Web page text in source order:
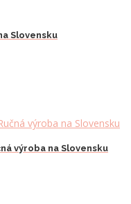
Slovensku
výroba na Slovensku